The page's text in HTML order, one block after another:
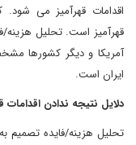
اقدامات قهرآمیز می
قهرآمیز است. تحلیل هزینه/
آمریکا و دیگر کشورها
ایران است.
دلایل نتیجه ندادن اقدامات
تحلیل هزینه/فایده تصمیم